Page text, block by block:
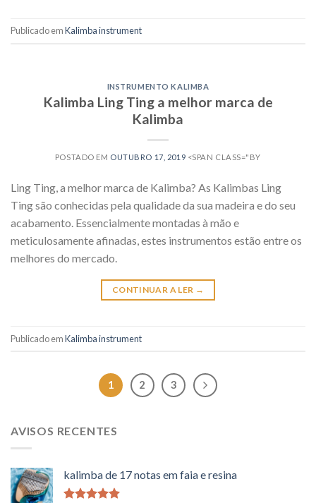
Publicado emKalimba instrument
INSTRUMENTO KALIMBA
Kalimba Ling Ting a melhor marca de
Kalimba
POSTADO EM OUTUBRO 17, 2019 <SPAN CLASS="BY
Ling Ting, a melhor marca de Kalimba? As Kalimbas Ling
Ting são conhecidas pela qualidade da sua madeira e do seu
acabamento. Essencialmente montadas à mão e
meticulosamente afinadas, estes instrumentos estão entre os
melhores do mercado.
CONTINUAR A LER →
Publicado emKalimba instrument
1 2 3
AVISOS RECENTES
kalimba de 17 notas em faia e resina